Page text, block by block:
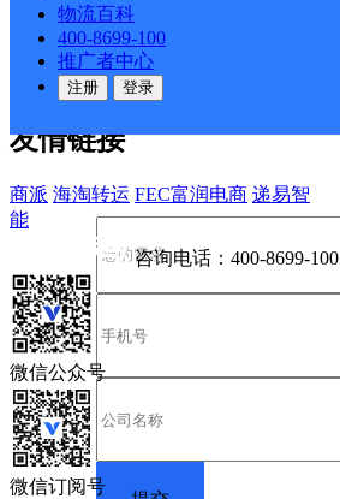
物流百科
400-8699-100
推广者中心
注册 登录
公司介绍 企业动态
合作伙伴 快递鸟接口服务协议
户隐私政策
友情链接
商派 海淘转运 FEC富润电商 递易智
能
咨询电话： 400-8699-100
微信公众号
微信订阅号